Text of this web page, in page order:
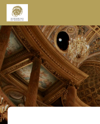
Skip to content